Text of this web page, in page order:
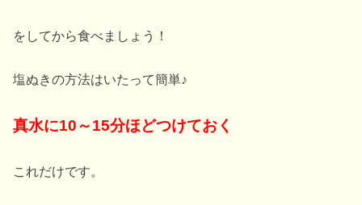
をしてから食べましょう！
塩ぬきの方法はいたって簡単♪
真水に10～15分ほどつけておく
これだけです。